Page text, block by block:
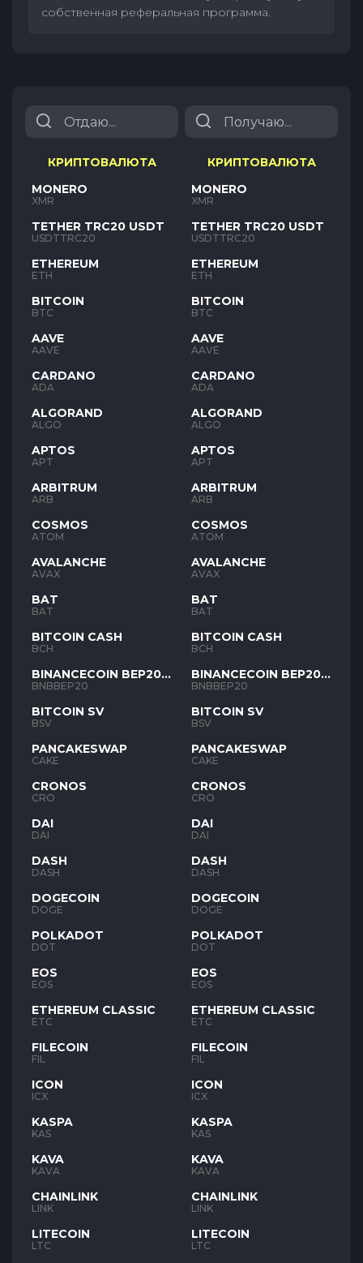
собственная реферальная программа.
КРИПТОВАЛЮТА
MONERO
XMR
TETHER TRC20 USDT
USDTTRC20
ETHEREUM
ETH
BITCOIN
BTC
AAVE
AAVE
CARDANO
ADA
ALGORAND
ALGO
APTOS
APT
ARBITRUM
ARB
COSMOS
ATOM
AVALANCHE
AVAX
BAT
BAT
BITCOIN CASH
BCH
BINANCECOIN BEP20
BNB
BNBBEP20
BITCOIN SV
BSV
PANCAKESWAP
CAKE
CRONOS
CRO
DAI
DAI
DASH
DASH
DOGECOIN
DOGE
POLKADOT
DOT
EOS
EOS
ETHEREUM CLASSIC
ETC
FILECOIN
FIL
ICON
ICX
KASPA
KAS
KAVA
KAVA
CHAINLINK
LINK
LITECOIN
LTC
КРИПТОВАЛЮТА
MONERO
XMR
TETHER TRC20 USDT
USDTTRC20
ETHEREUM
ETH
BITCOIN
BTC
AAVE
AAVE
CARDANO
ADA
ALGORAND
ALGO
APTOS
APT
ARBITRUM
ARB
COSMOS
ATOM
AVALANCHE
AVAX
BAT
BAT
BITCOIN CASH
BCH
BINANCECOIN BEP20
BNB
BNBBEP20
BITCOIN SV
BSV
PANCAKESWAP
CAKE
CRONOS
CRO
DAI
DAI
DASH
DASH
DOGECOIN
DOGE
POLKADOT
DOT
EOS
EOS
ETHEREUM CLASSIC
ETC
FILECOIN
FIL
ICON
ICX
KASPA
KAS
KAVA
KAVA
CHAINLINK
LINK
LITECOIN
LTC